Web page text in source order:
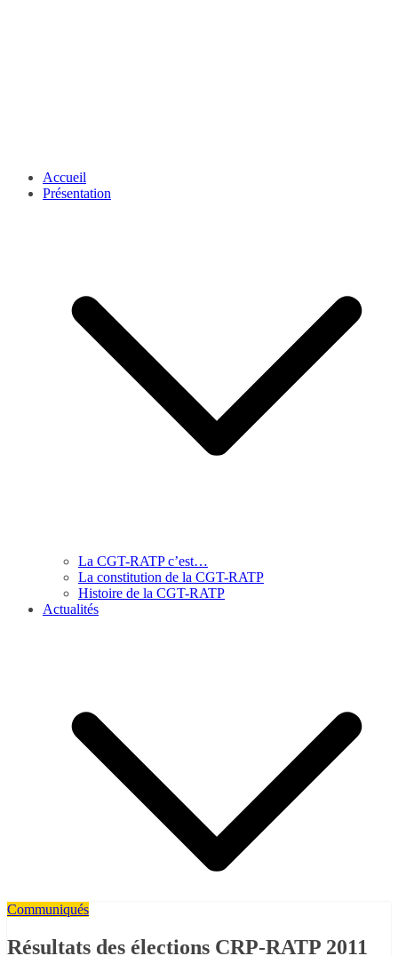
Accueil
Présentation
La CGT-RATP c’est…
La constitution de la CGT-RATP
Histoire de la CGT-RATP
Actualités
Communiqués
Résultats des élections CRP-RATP 2011